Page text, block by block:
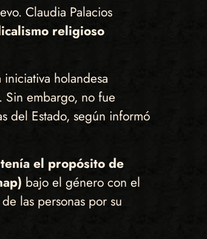
Claudia Palacios
religioso
holandesa
Sin embargo, no fue
del Estado, según informó
tenía el propósito de
bajo el género con el
las personas por su